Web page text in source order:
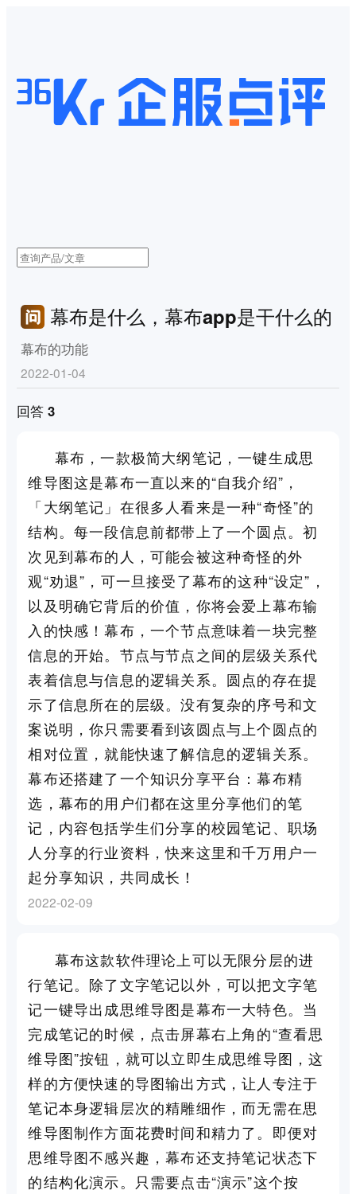
幕布是什么，幕布app是干什么的
幕布的功能
2022-01-04
回答 3
幕布，一款极简大纲笔记，一键生成思
维导图这是幕布一直以来的“自我介绍”，
「大纲笔记」在很多人看来是一种“奇怪”的
结构。每一段信息前都带上了一个圆点。初
次见到幕布的人，可能会被这种奇怪的外
观“劝退”，可一旦接受了幕布的这种“设定”，
以及明确它背后的价值，你将会爱上幕布输
入的快感！幕布，一个节点意味着一块完整
信息的开始。节点与节点之间的层级关系代
表着信息与信息的逻辑关系。圆点的存在提
示了信息所在的层级。没有复杂的序号和文
案说明，你只需要看到该圆点与上个圆点的
相对位置，就能快速了解信息的逻辑关系。
幕布还搭建了一个知识分享平台：幕布精
选，幕布的用户们都在这里分享他们的笔
记，内容包括学生们分享的校园笔记、职场
人分享的行业资料，快来这里和千万用户一
起分享知识，共同成长！
2022-02-09
幕布这款软件理论上可以无限分层的进
行笔记。除了文字笔记以外，可以把文字笔
记一键导出成思维导图是幕布一大特色。当
完成笔记的时候，点击屏幕右上角的“查看思
维导图”按钮，就可以立即生成思维导图，这
样的方便快速的导图输出方式，让人专注于
笔记本身逻辑层次的精雕细作，而无需在思
维导图制作方面花费时间和精力了。即便对
思维导图不感兴趣，幕布还支持笔记状态下
的结构化演示。只需要点击“演示”这个按